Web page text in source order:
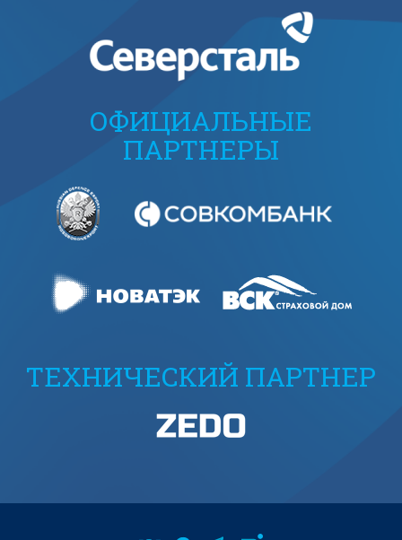
ОФИЦИАЛЬНЫЕ
ПАРТНЕРЫ
ТЕХНИЧЕСКИЙ ПАРТНЕР